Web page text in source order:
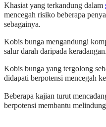
Khasiat yang terkandung dalam
mencegah risiko beberapa
sebagainya.
Kobis bunga mengandungi
salur darah daripada keradangan.
Kobis bunga yang tergolong
didapati berpotensi mencegah
Beberapa kajian turut
berpotensi membantu